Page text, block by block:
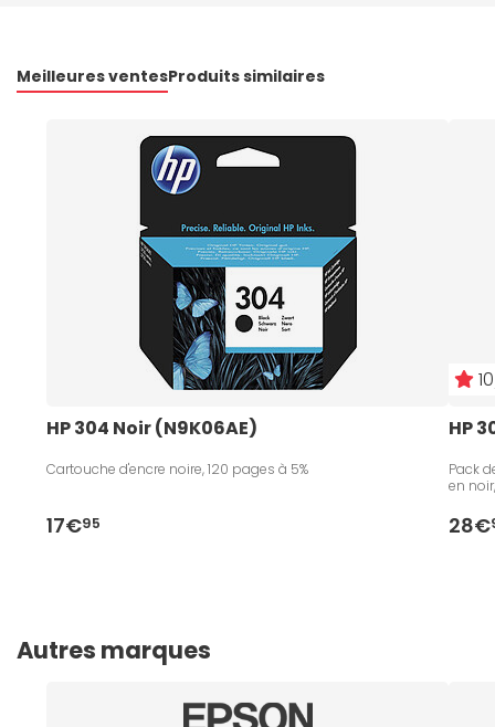
Meilleures ventesProduits similaires
HP 304 Noir (N9K06AE)
Cartouche d'encre noire, 120 pages à 5%
17€95
HP
Pack
en
28€
Autres marques